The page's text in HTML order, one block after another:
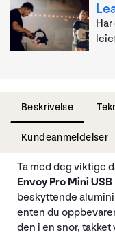
Beskrivelse
Kundeanmeldelser
Ta med deg viktige
Envoy Pro Mini
beskyttende
enten du
den i en snor,